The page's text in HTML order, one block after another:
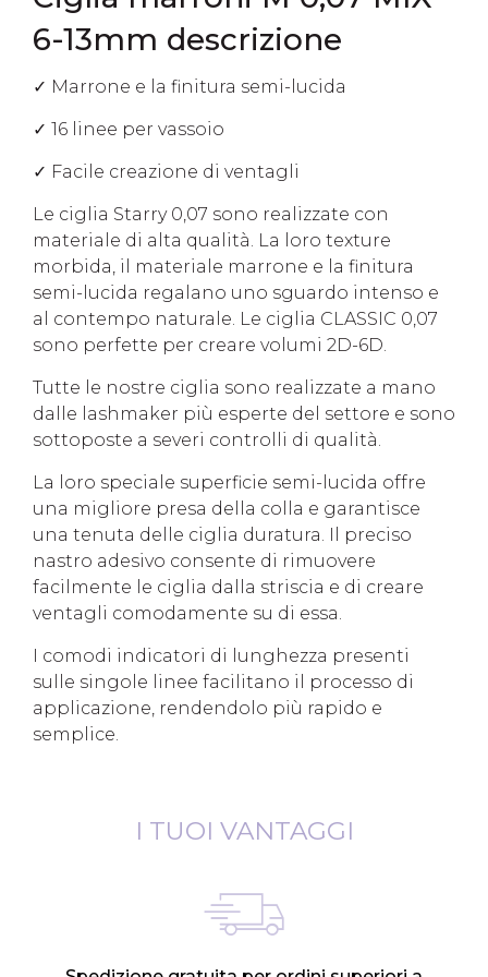
6-13mm descrizione
✓ Marrone e la finitura semi-lucida
✓ 16 linee per vassoio
✓ Facile creazione di ventagli
Le ciglia Starry 0,07 sono realizzate con
materiale di alta qualità. La loro texture
morbida, il materiale marrone e la finitura
semi-lucida regalano uno sguardo intenso e
al contempo naturale. Le ciglia CLASSIC 0,07
sono perfette per creare volumi 2D-6D.
Tutte le nostre ciglia sono realizzate a mano
dalle lashmaker più esperte del settore e sono
sottoposte a severi controlli di qualità.
La loro speciale superficie semi-lucida offre
una migliore presa della colla e garantisce
una tenuta delle ciglia duratura. Il preciso
nastro adesivo consente di rimuovere
facilmente le ciglia dalla striscia e di creare
ventagli comodamente su di essa.
I comodi indicatori di lunghezza presenti
sulle singole linee facilitano il processo di
applicazione, rendendolo più rapido e
semplice.
I TUOI VANTAGGI